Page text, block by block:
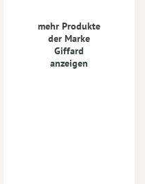
mehr Produkte
der Marke
Giffard
anzeigen